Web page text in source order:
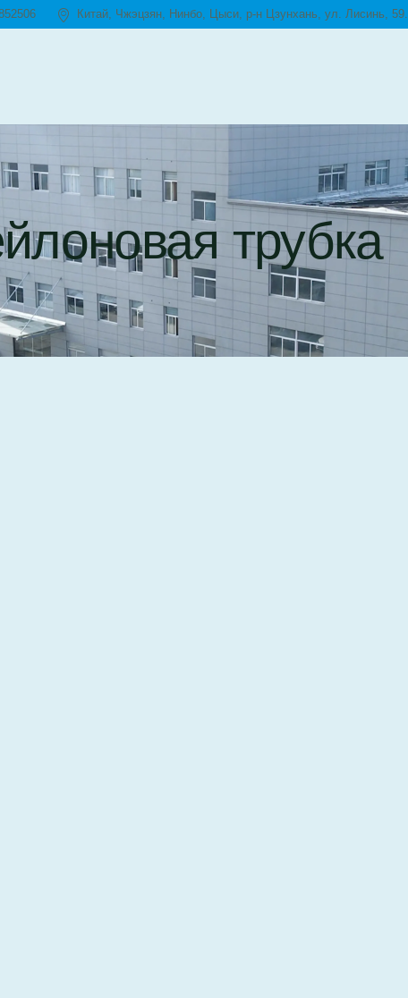
Китай, Чжэцзян, Нинбо, Цыси, р-н Цзунхань, ул. Лисинь, 59.
трубка